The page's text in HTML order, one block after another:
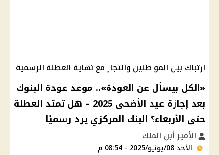
ارتباك بين المواطنين والتجار مع نهاية العطلة الرسمية
«الكل بيسأل عن العودة».. موعد عودة البنوك
بعد إجازة عيد الأضحى 2025 – هل تمتد العطلة
حتى الأربعاء؟ البنك المركزي يرد رسميًا
الأمير أبن الملك
الأحد 08/يونيو/2025 - 08:54 م